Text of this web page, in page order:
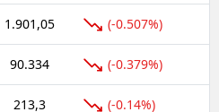
1.901,05 (-0.507%)
90.334 (-0.379%)
213,3 (-0.14%)